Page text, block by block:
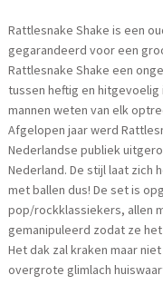
Rattlesnake Shake is een
gegarandeerd voor een
Rattlesnake Shake een
tussen heftig en hitgevoelig
mannen weten van elk
Afgelopen jaar werd
Nederlandse publiek
Nederland. De stijl laat zich
met ballen dus! De set is
pop/rockklassiekers, allen
gemanipuleerd zodat ze
Het dak zal kraken maar
overgrote glimlach